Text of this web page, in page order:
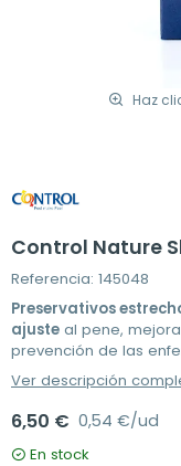
Haz
Control Nature
Referencia: 145048
Preservativos
ajuste al pene,
prevención de las
Ver descripción
6,50 € 0,54 €/ud
En stock